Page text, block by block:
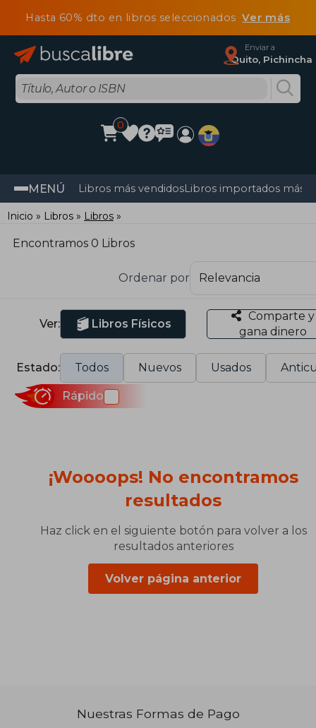
Hasta 60% dto en libros seleccionadosVer más
Enviar a
Quito, Pichincha
0
MENÚ Libros más vendidosLibros importados más
Inicio Libros Libros
Encontramos 0 Libros
Ordenar por
Ver: Libros Físicos
Comparte y
gana dinero
Estado: Todos Nuevos Usados
Rápido
¡Woooops! No encontramos
resultados
Haz click en el siguiente botón para volver a los
resultados anteriores
Volver página anterior
Nuestras Formas de Pago